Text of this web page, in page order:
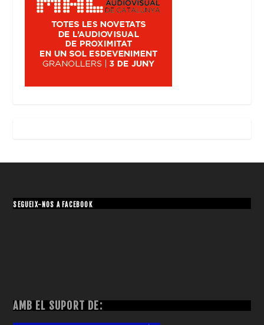
SEGUEIX-NOS A FACEBOOK
AMB EL SUPORT DE: